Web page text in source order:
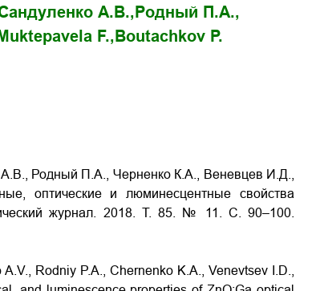
А.В., Родный П.А.,
Muktepavela F., Boutachkov P.
Родный П.А., Черненко К.А., Веневцев И.Д.,
оптические и люминесцентные свойства
журнал. 2018. Т. 85. № 11. С. 90–100.
Rodniy P.A., Chernenko K.A., Venevtsev I.D.,